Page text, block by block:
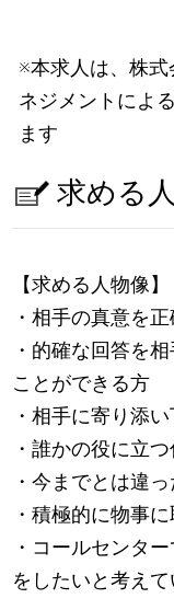
※本求人は、株
ネジメントによ
ます
求める
【求める人物像】
・相手の真意を
・的確な回答を
ことができる方
・相手に寄り添
・誰かの役に立
・今までとは違
・積極的に物事
・コールセンタ
をしたいと考え